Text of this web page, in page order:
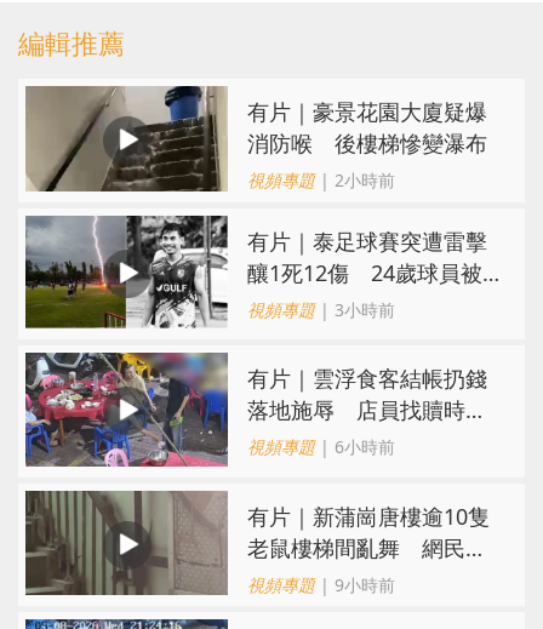
編輯推薦
有片｜豪景花園大廈疑爆
消防喉 後樓梯慘變瀑布
視頻專題| 2小時前
有片｜泰足球賽突遭雷擊
釀1死12傷 24歲球員被
閃電劈中亡
視頻專題| 3小時前
​有片｜雲浮食客結帳扔錢
落地施辱 店員找贖時還
施彼身獲老闆肯定
視頻專題| 6小時前
有片｜新蒲崗唐樓逾10隻
老鼠樓梯間亂舞 網民嚇
親：每次經過都要好大勇
視頻專題| 9小時前